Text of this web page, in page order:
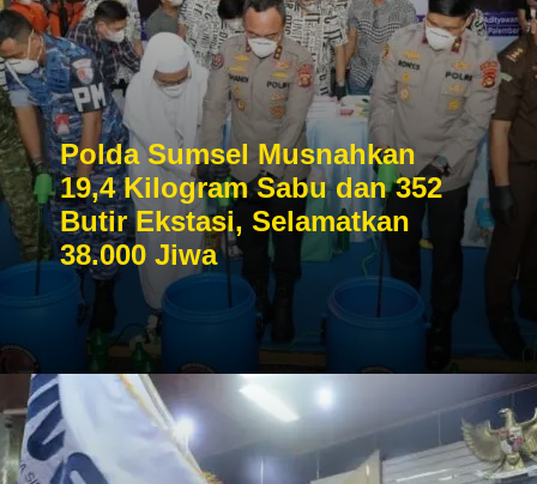
Polda Sumsel Musnahkan
19,4 Kilogram Sabu dan 352
Butir Ekstasi, Selamatkan
38.000 Jiwa